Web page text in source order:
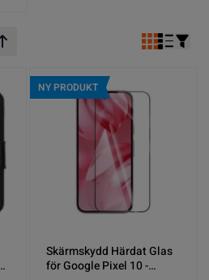
Stigande ordning
NY PRODUKT
Skärmskydd Härdat Glas
för Google Pixel 10 -